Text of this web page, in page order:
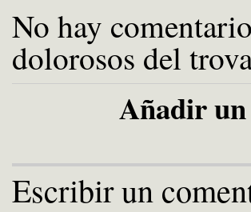
No hay
dolorosos del
Añadir
Escribir un